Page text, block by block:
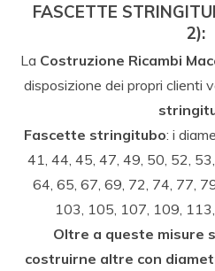
FASCETTE
2):
La Costruzione Ricambi
disposizione dei propri clienti
Fascette stringitubo: i
41, 44, 45, 47, 49, 50, 52,
64, 65, 67, 69, 72, 74, 77,
103, 105, 107, 109,
Oltre a queste misure
costruirne altre con